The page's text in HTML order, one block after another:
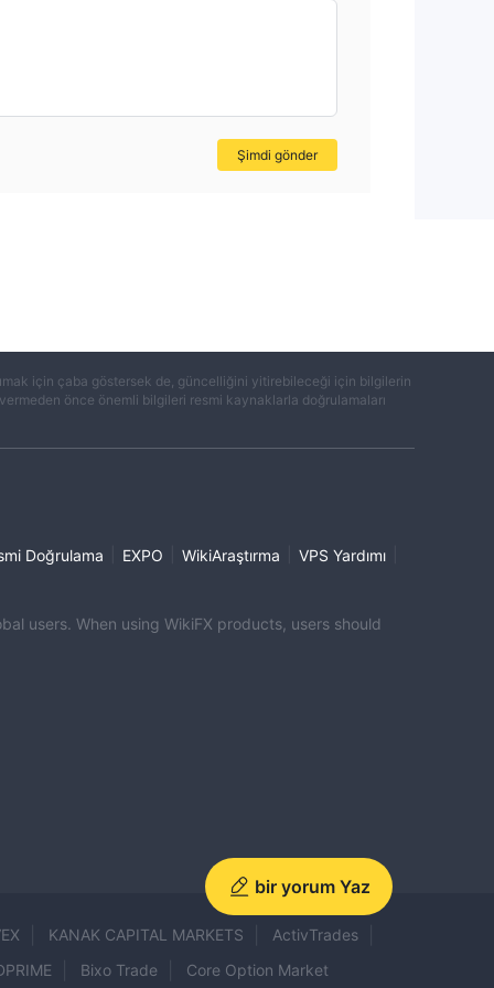
Şimdi gönder
bir yorum Yaz
için çaba göstersek de, güncelliğini yitirebileceği için bilgilerin
önce önemli bilgileri resmi kaynaklarla doğrulamaları
Doğrulama EXPO WikiAraştırma VPS Yardımı
users. When using WikiFX products, users should
KANAK CAPITAL MARKETS
ActivTrades
Bixo Trade Core Option Market